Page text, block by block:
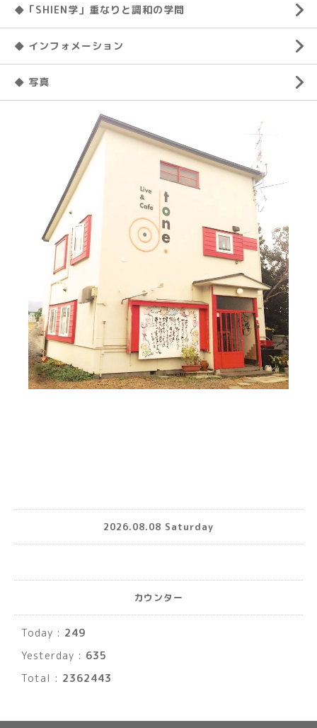
◆「SHIEN学」重なりと調和の学問
◆ インフォメーション
◆ 写真
2026.08.08 Saturday
カウンター
Today : 249
Yesterday : 635
Total : 2362443